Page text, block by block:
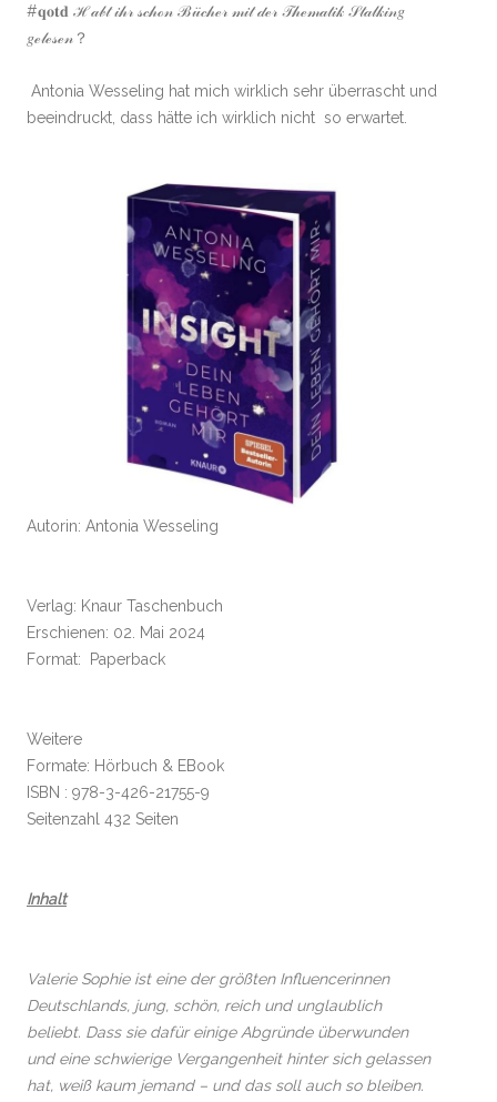
#𝐪𝐨𝐭𝐝 ℋ𝒶𝒷𝓉 𝒾𝒽𝓇 𝓈𝒸𝒽ℴ𝓃 ℬ𝓊̈𝒸𝒽ℯ𝓇 𝓂𝒾𝓉 𝒹ℯ𝓇 𝒯𝒽ℯ𝓂𝒶𝓉𝒾𝓀 𝒮𝓉𝒶𝓁𝓀𝒾𝓃𝑔
𝑔ℯ𝓁ℯ𝓈ℯ𝓃？
Antonia Wesseling hat mich wirklich sehr überrascht und
beeindruckt, dass hätte ich wirklich nicht so erwartet.
Autorin: Antonia Wesseling
Verlag: Knaur Taschenbuch
Erschienen: 02. Mai 2024
Format: Paperback
Weitere
Formate: Hörbuch & EBook
ISBN : 978-3-426-21755-9
Seitenzahl 432 Seiten
Inhalt
Valerie Sophie ist eine der größten Influencerinnen
Deutschlands, jung, schön, reich und unglaublich
beliebt. Dass sie dafür einige Abgründe überwunden
und eine schwierige Vergangenheit hinter sich gelassen
hat, weiß kaum jemand – und das soll auch so bleiben.